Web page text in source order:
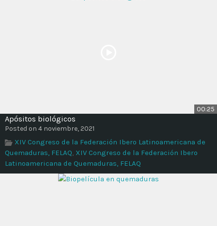
00:25
Apósitos biológicos
Posted on 4 noviembre, 2021
XIV Congreso de la Federación Ibero Latinoamericana de
Quemaduras, FELAQ, XIV Congreso de la Federación Ibero
Latinoamericana de Quemaduras, FELAQ